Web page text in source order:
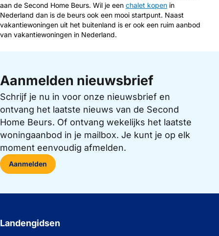
aan de Second Home Beurs. Wil je een chalet kopen in
Nederland dan is de beurs ook een mooi startpunt. Naast
vakantiewoningen uit het buitenland is er ook een ruim aanbod
van vakantiewoningen in Nederland.
Aanmelden nieuwsbrief
Schrijf je nu in voor onze nieuwsbrief en
ontvang het laatste nieuws van de Second
Home Beurs. Of ontvang wekelijks het laatste
woningaanbod in je mailbox. Je kunt je op elk
moment eenvoudig afmelden.
Aanmelden
Landengidsen